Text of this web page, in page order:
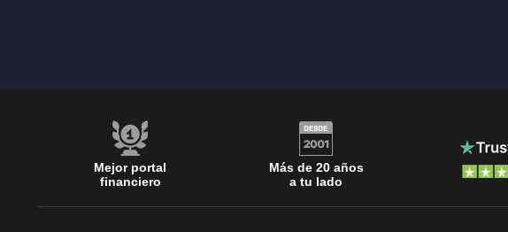
Mejor portal
financiero
Más de 20 años
a tu lado